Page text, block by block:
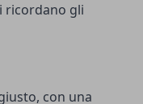
ricordano gli
con una